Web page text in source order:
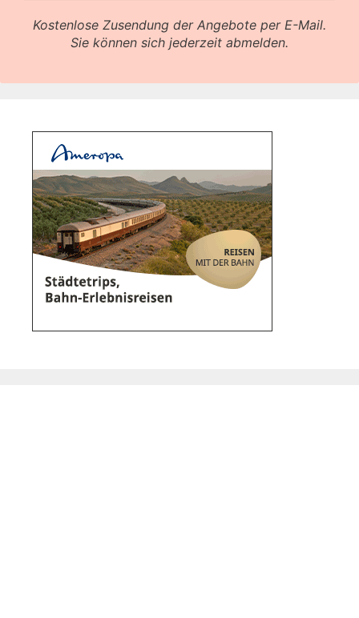
Kostenlose Zusendung der Angebote per E-Mail.
Sie können sich jederzeit abmelden.